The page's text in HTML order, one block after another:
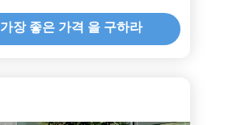
가장 좋은 가격 을 구하라